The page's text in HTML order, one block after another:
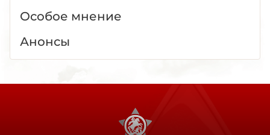
Особое мнение
Анонсы